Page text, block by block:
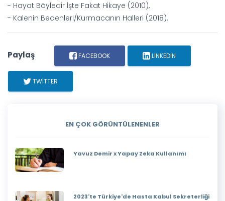
- Hayat Böyledir İşte Fakat Hikaye (2010),
- Kalenin Bedenleri/Kurmacanın Halleri (2018).
Paylaş FACEBOOK LINKEDIN
TWITTER
EN ÇOK GÖRÜNTÜLENENLER
Yavuz Demir x Yapay Zeka Kullanımı
2023'te Türkiye'de Hasta Kabul Sekreterliği